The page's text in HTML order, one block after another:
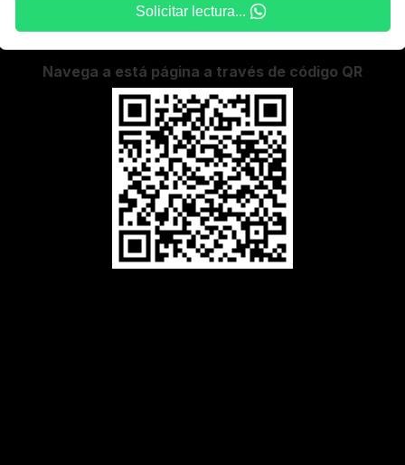
Solicitar lectura...
Navega a está página a través de código QR